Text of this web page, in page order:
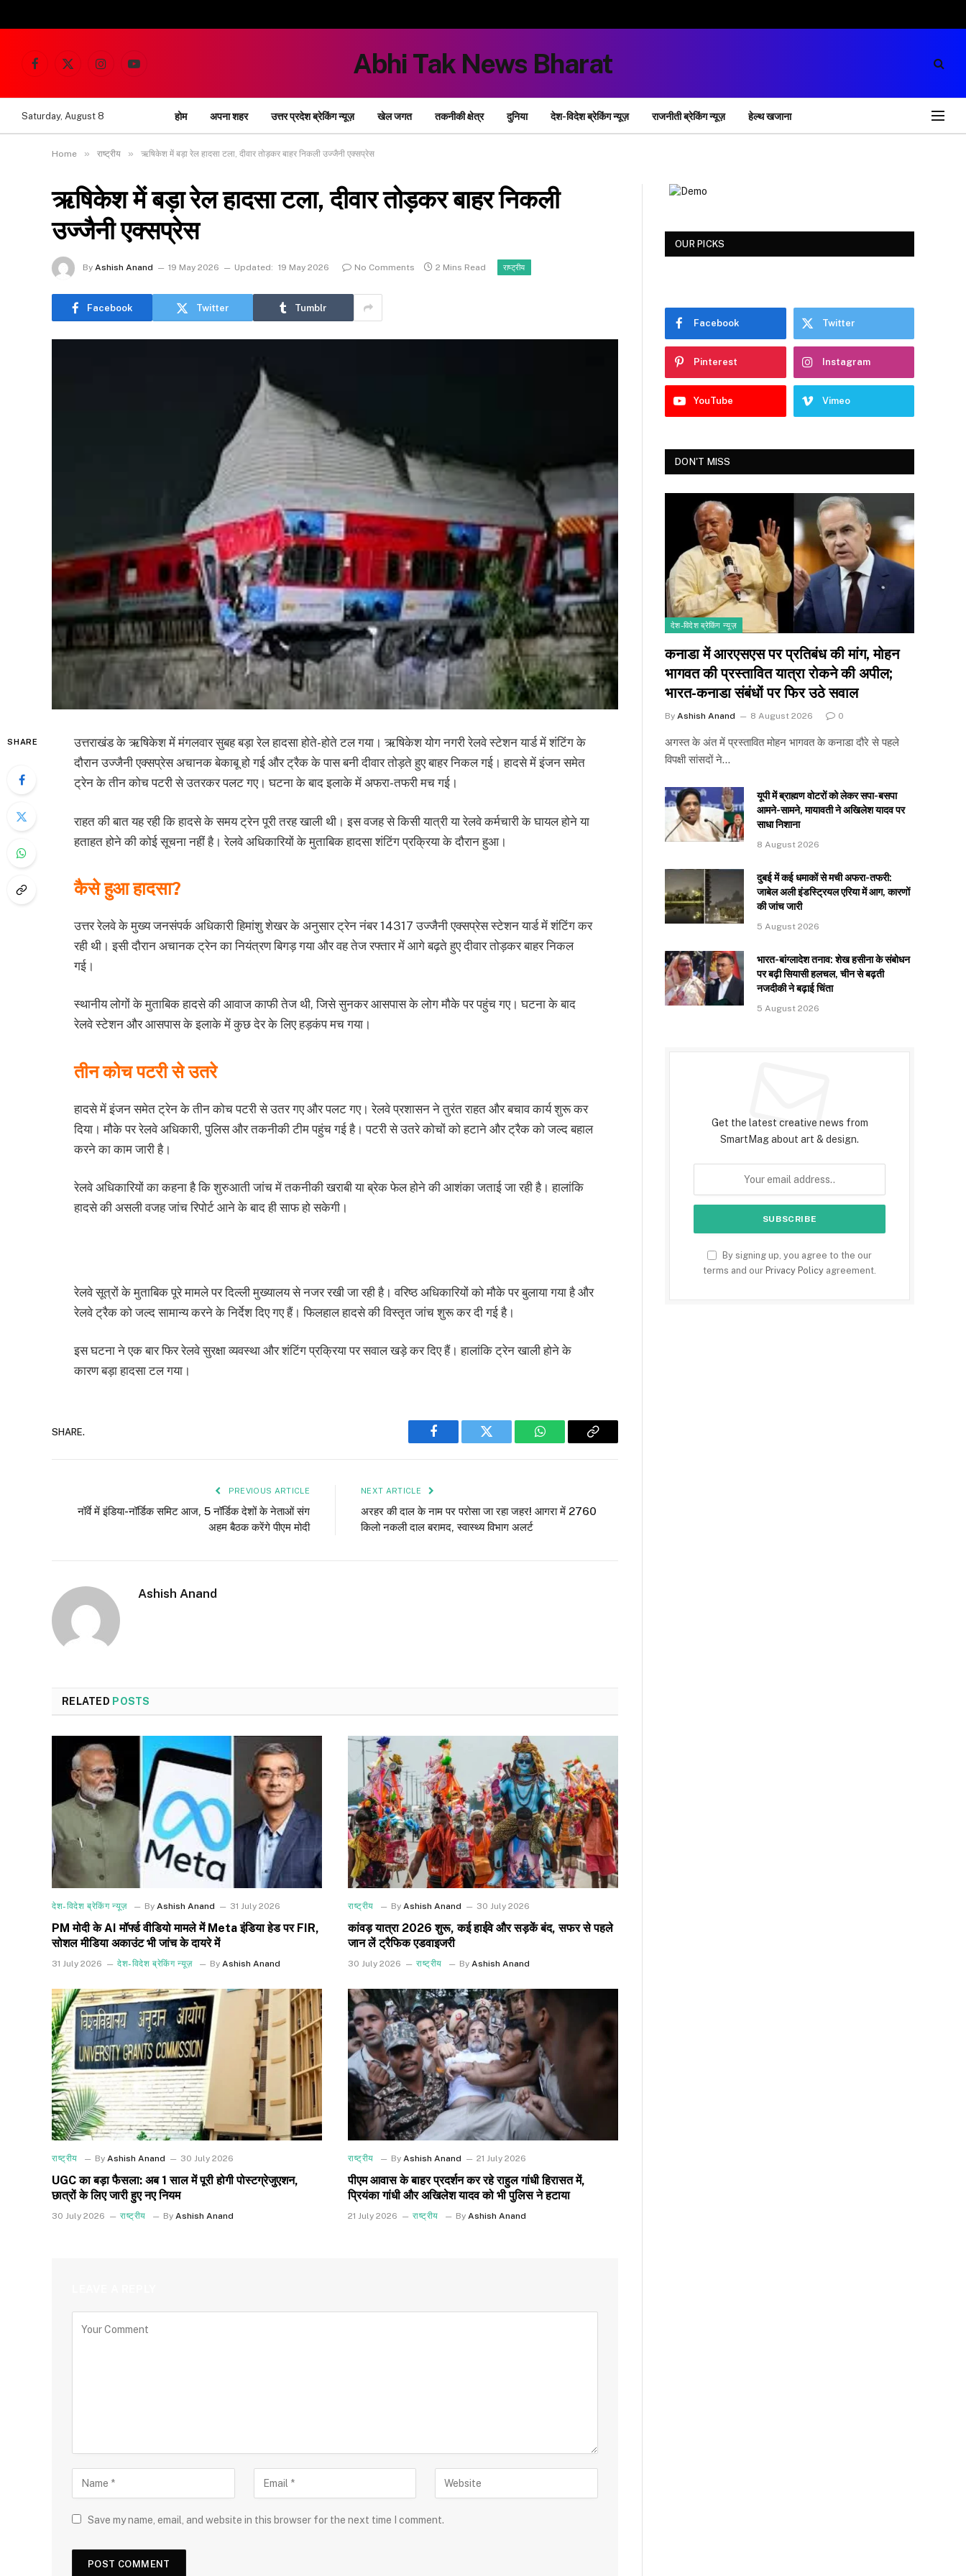
Facebook
X
InstagramYouTube Abhi Tak News Bharat
Saturday, August 8 होम अपना शहर उत्तर प्रदेश ब्रेकिंग न्यूज़ खेल जगत तकनीकी क्षेत्र दुनिया देश-विदेश ब्रेकिंग न्यूज़ राजनीती ब्रेकिंग न्यूज़ हेल्थ खजाना
Home » राष्ट्रीय » ऋषिकेश में बड़ा रेल हादसा टला, दीवार तोड़कर बाहर निकली उज्जैनी एक्सप्रेस
ऋषिकेश में बड़ा रेल हादसा टला, दीवार तोड़कर बाहर निकली
उज्जैनी एक्सप्रेस
By Ashish Anand 19 May 2026 Updated: 19 May 2026 No Comments 2 Mins Read राष्ट्रीय
Facebook Twitter Tumblr
SHARE
उत्तराखंड के ऋषिकेश में मंगलवार सुबह बड़ा रेल हादसा होते-होते टल गया। ऋषिकेश योग नगरी रेलवे स्टेशन यार्ड में शंटिंग के
दौरान उज्जैनी एक्सप्रेस अचानक बेकाबू हो गई और ट्रैक के पास बनी दीवार तोड़ते हुए बाहर निकल गई। हादसे में इंजन समेत
ट्रेन के तीन कोच पटरी से उतरकर पलट गए। घटना के बाद इलाके में अफरा-तफरी मच गई।
राहत की बात यह रही कि हादसे के समय ट्रेन पूरी तरह खाली थी। इस वजह से किसी यात्री या रेलवे कर्मचारी के घायल होने या
हताहत होने की कोई सूचना नहीं है। रेलवे अधिकारियों के मुताबिक हादसा शंटिंग प्रक्रिया के दौरान हुआ।
कैसे हुआ हादसा?
उत्तर रेलवे के मुख्य जनसंपर्क अधिकारी हिमांशु शेखर के अनुसार ट्रेन नंबर 14317 उज्जैनी एक्सप्रेस स्टेशन यार्ड में शंटिंग कर
रही थी। इसी दौरान अचानक ट्रेन का नियंत्रण बिगड़ गया और वह तेज रफ्तार में आगे बढ़ते हुए दीवार तोड़कर बाहर निकल
गई।
स्थानीय लोगों के मुताबिक हादसे की आवाज काफी तेज थी, जिसे सुनकर आसपास के लोग मौके पर पहुंच गए। घटना के बाद
रेलवे स्टेशन और आसपास के इलाके में कुछ देर के लिए हड़कंप मच गया।
तीन कोच पटरी से उतरे
हादसे में इंजन समेत ट्रेन के तीन कोच पटरी से उतर गए और पलट गए। रेलवे प्रशासन ने तुरंत राहत और बचाव कार्य शुरू कर
दिया। मौके पर रेलवे अधिकारी, पुलिस और तकनीकी टीम पहुंच गई है। पटरी से उतरे कोचों को हटाने और ट्रैक को जल्द बहाल
करने का काम जारी है।
रेलवे अधिकारियों का कहना है कि शुरुआती जांच में तकनीकी खराबी या ब्रेक फेल होने की आशंका जताई जा रही है। हालांकि
हादसे की असली वजह जांच रिपोर्ट आने के बाद ही साफ हो सकेगी।
रेलवे सूत्रों के मुताबिक पूरे मामले पर दिल्ली मुख्यालय से नजर रखी जा रही है। वरिष्ठ अधिकारियों को मौके पर बुलाया गया है और
रेलवे ट्रैक को जल्द सामान्य करने के निर्देश दिए गए हैं। फिलहाल हादसे की विस्तृत जांच शुरू कर दी गई है।
इस घटना ने एक बार फिर रेलवे सुरक्षा व्यवस्था और शंटिंग प्रक्रिया पर सवाल खड़े कर दिए हैं। हालांकि ट्रेन खाली होने के
कारण बड़ा हादसा टल गया।
SHARE.
Facebook Twitter WhatsAppCopy
PREVIOUS ARTICLE
नॉर्वे में इंडिया-नॉर्डिक समिट आज, 5 नॉर्डिक देशों के नेताओं संग
अहम बैठक करेंगे पीएम मोदी
NEXT ARTICLE
अरहर की दाल के नाम पर परोसा जा रहा जहर! आगरा में 2760
किलो नकली दाल बरामद, स्वास्थ्य विभाग अलर्ट
Ashish Anand
RELATED POSTS
देश-विदेश ब्रेकिंग न्यूज़ By Ashish Anand 31 July 2026
PM मोदी के AI मॉर्फ्ड वीडियो मामले में Meta इंडिया हेड पर FIR,
सोशल मीडिया अकाउंट भी जांच के दायरे में
31 July 2026 देश-विदेश ब्रेकिंग न्यूज़ By Ashish Anand
राष्ट्रीय By Ashish Anand 30 July 2026
कांवड़ यात्रा 2026 शुरू, कई हाईवे और सड़कें बंद, सफर से पहले
जान लें ट्रैफिक एडवाइजरी
30 July 2026 राष्ट्रीय By Ashish Anand
राष्ट्रीय By Ashish Anand 30 July 2026
UGC का बड़ा फैसला: अब 1 साल में पूरी होगी पोस्टग्रेजुएशन,
छात्रों के लिए जारी हुए नए नियम
30 July 2026 राष्ट्रीय By Ashish Anand
राष्ट्रीय By Ashish Anand 21 July 2026
पीएम आवास के बाहर प्रदर्शन कर रहे राहुल गांधी हिरासत में,
प्रियंका गांधी और अखिलेश यादव को भी पुलिस ने हटाया
21 July 2026 राष्ट्रीय By Ashish Anand
Save my name, email, and website in this browser for the next time I comment.
OUR PICKS
Facebook Twitter
Pinterest Instagram
YouTube Vimeo
DON'T MISS
देश-विदेश ब्रेकिंग न्यूज़
कनाडा में आरएसएस पर प्रतिबंध की मांग, मोहन
भागवत की प्रस्तावित यात्रा रोकने की अपील;
भारत-कनाडा संबंधों पर फिर उठे सवाल
By Ashish Anand 8 August 2026 0
अगस्त के अंत में प्रस्तावित मोहन भागवत के कनाडा दौरे से पहले
विपक्षी सांसदों ने…
यूपी में ब्राह्मण वोटरों को लेकर सपा-बसपा
आमने-सामने, मायावती ने अखिलेश यादव पर
साधा निशाना
8 August 2026
दुबई में कई धमाकों से मची अफरा-तफरी:
जाबेल अली इंडस्ट्रियल एरिया में आग, कारणों
की जांच जारी
5 August 2026
भारत-बांग्लादेश तनाव: शेख हसीना के संबोधन
पर बढ़ी सियासी हलचल, चीन से बढ़ती
नजदीकी ने बढ़ाई चिंता
5 August 2026
Get the latest creative news from
SmartMag about art & design.
By signing up, you agree to the our
terms and our Privacy Policy agreement.